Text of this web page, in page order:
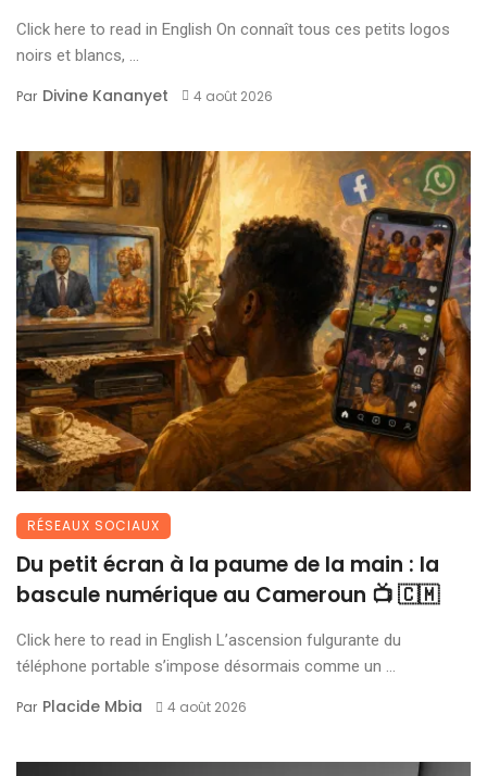
Click here to read in English On connaît tous ces petits logos
noirs et blancs, ...
Par Divine Kananyet 4 août 2026
RÉSEAUX SOCIAUX
Du petit écran à la paume de la main : la
bascule numérique au Cameroun 📺 🇨🇲
Click here to read in English L’ascension fulgurante du
téléphone portable s’impose désormais comme un ...
Par Placide Mbia 4 août 2026